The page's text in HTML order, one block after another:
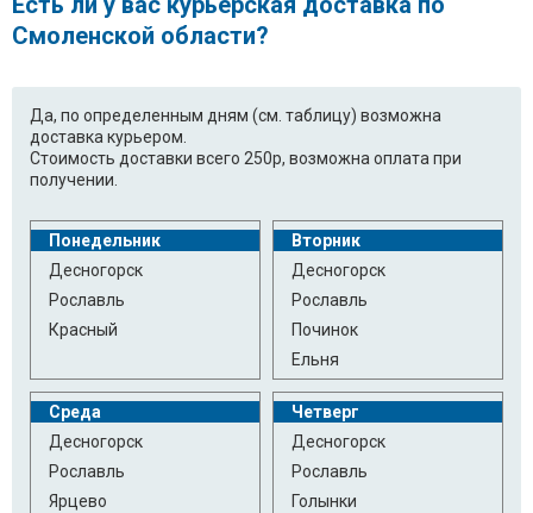
Смоленской области?
Да, по определенным дням (см. таблицу) возможна
доставка курьером.
Стоимость доставки всего 250р, возможна оплата при
получении.
Понедельник
Десногорск
Рославль
Красный
Вторник
Десногорск
Рославль
Починок
Ельня
Среда
Десногорск
Рославль
Ярцево
Четверг
Десногорск
Рославль
Голынки